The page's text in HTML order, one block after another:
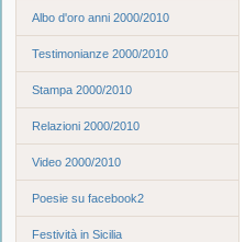
Albo d'oro anni 2000/2010
Testimonianze 2000/2010
Stampa 2000/2010
Relazioni 2000/2010
Video 2000/2010
Poesie su facebook2
Festività in Sicilia